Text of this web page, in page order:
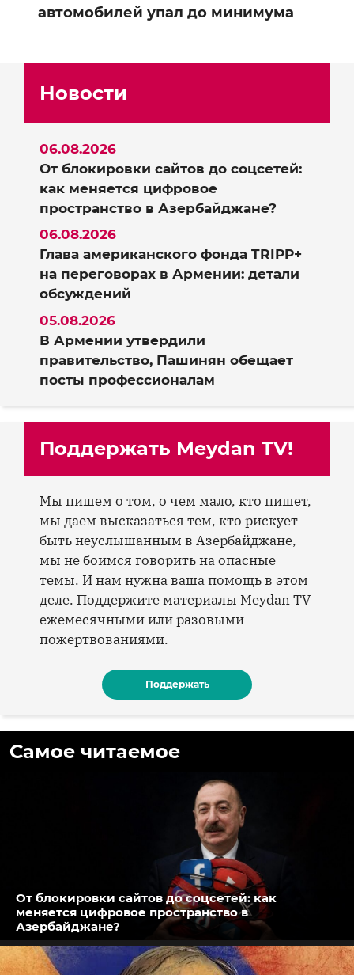
автомобилей упал до минимума
Новости
От блокировки сайтов до соцсетей:
как меняется цифровое
пространство в Азербайджане?
06.08.2026
Глава американского фонда TRIPP+
на переговорах в Армении: детали
обсуждений
06.08.2026
В Армении утвердили
правительство, Пашинян обещает
посты профессионалам
05.08.2026
Поддержать Meydan TV!
Мы пишем о том, о чем мало, кто пишет,
мы даем высказаться тем, кто рискует
быть неуслышанным в Азербайджане,
мы не боимся говорить на опасные
темы. И нам нужна ваша помощь в этом
деле. Поддержите материалы Meydan TV
ежемесячными или разовыми
пожертвованиями.
Поддержать
Самое читаемое
От блокировки сайтов до соцсетей: как
меняется цифровое пространство в
Азербайджане?